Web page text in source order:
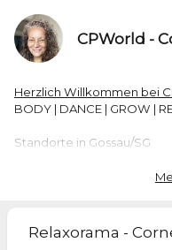
CPWorld -
Herzlich Willkommen bei
BODY | DANCE | GROW |
Standorte in Gossau/SG
PRAXIS RELAXORAMA
+41 78 629 58 02 |
EMAIL
Relaxorama -